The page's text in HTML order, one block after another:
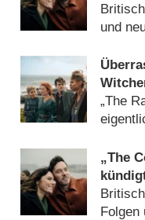
und
auch
„The
„The
Staffel
Folgen